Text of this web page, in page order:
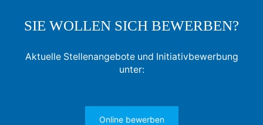
SIE WOLLEN SICH BEWERBEN?
Aktuelle Stellenangebote und Initiativbewerbung
unter:
Online bewerben